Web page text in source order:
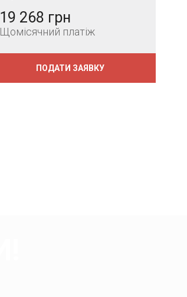
19 268 грн
Щомісячний платіж
ПОДАТИ ЗАЯВКУ